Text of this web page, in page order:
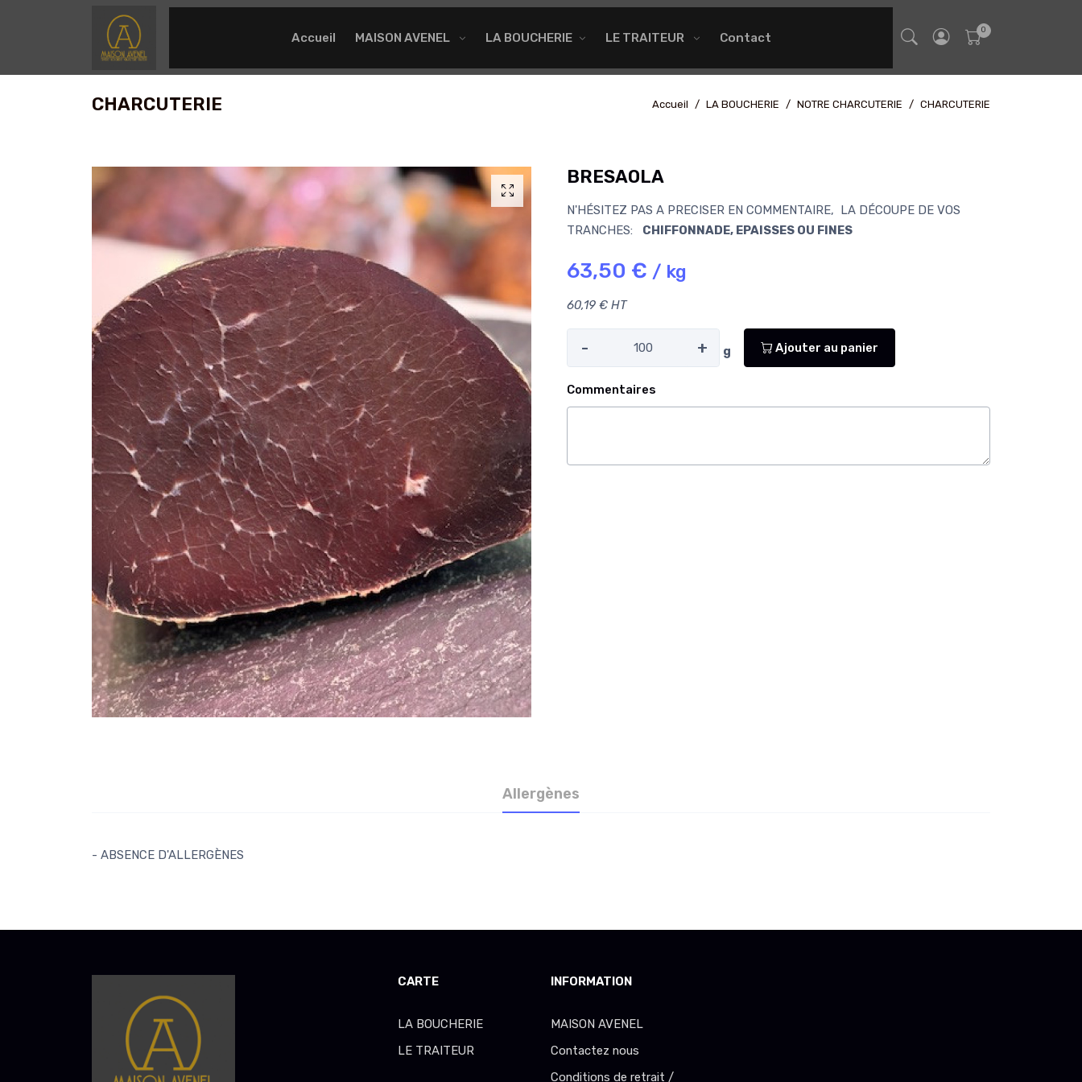
Accueil MAISON AVENEL LA BOUCHERIE LE TRAITEUR Contact
CHARCUTERIE Accueil LA BOUCHERIE NOTRE CHARCUTERIE CHARCUTERIE
BRESAOLA
N'HÉSITEZ PAS A PRECISER EN COMMENTAIRE, LA DÉCOUPE DE VOS
TRANCHES: CHIFFONNADE, EPAISSES OU FINES
63,50 € / kg
60,19 € HT
- + g Ajouter au panier
Commentaires
Allergènes
- ABSENCE D'ALLERGÈNES
CARTE
LA BOUCHERIE
LE TRAITEUR
INFORMATION
MAISON AVENEL
Contactez nous
Conditions de retrait /